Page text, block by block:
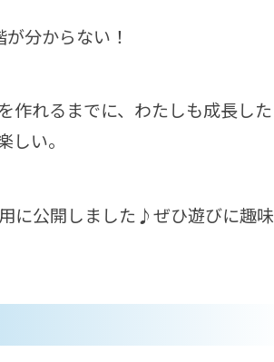
分からない！
作れるまでに、わたしも成長した
い。
に公開しました♪ぜひ遊びに趣味